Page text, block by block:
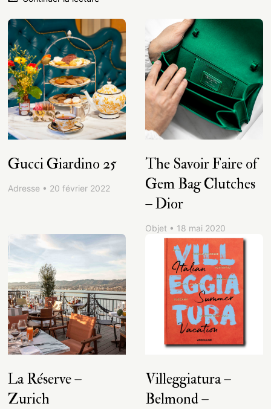
Gucci Giardino 25
Adresse • 20 février 2022
The Savoir Faire of
Gem Bag Clutches
– Dior
Objet • 18 mai 2020
La Réserve –
Zurich
Villeggiatura –
Belmond –